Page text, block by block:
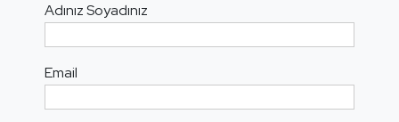
Adınız Soyadınız
Email